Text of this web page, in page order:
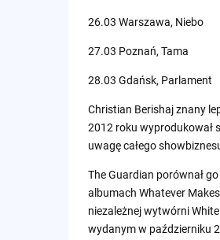
26.03 Warszawa, Niebo
27.03 Poznań, Tama
28.03 Gdańsk, Parlament
Christian Berishaj znany
2012 roku wyprodukował
uwagę całego
The Guardian porównał
albumach Whatever
niezależnej wytwórni
wydanym w październiku